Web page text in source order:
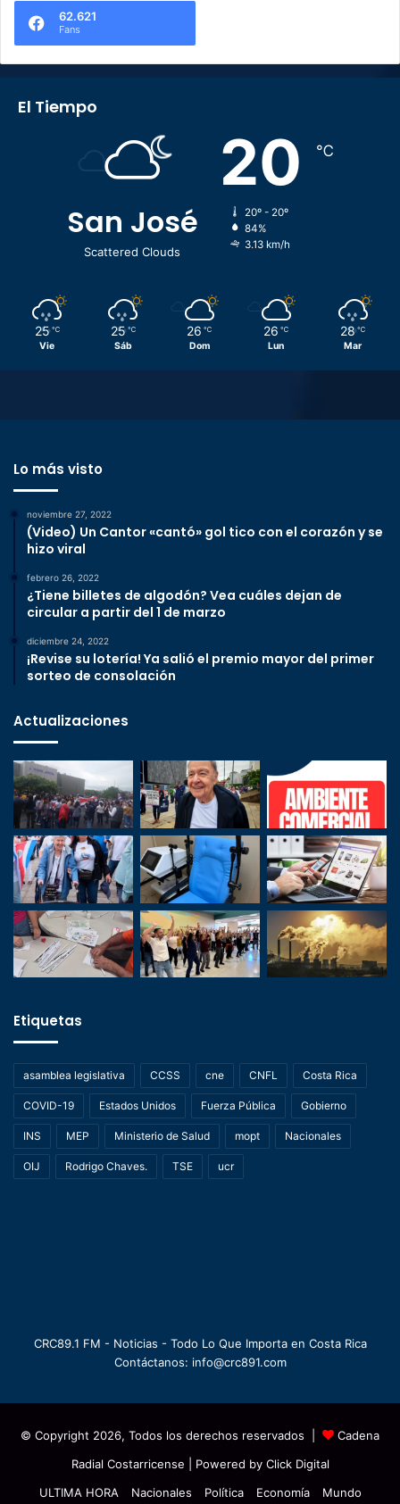
62.621
Fans
El Tiempo
San José
Scattered Clouds
20 ℃
20º - 20º
84%
3.13 km/h
25 ℃
Vie
25 ℃
Sáb
26 ℃
Dom
26 ℃
Lun
28 ℃
Mar
Lo más visto
noviembre 27, 2022
(Video) Un Cantor «cantó» gol tico con el corazón y se
hizo viral
febrero 26, 2022
¿Tiene billetes de algodón? Vea cuáles dejan de
circular a partir del 1 de marzo
diciembre 24, 2022
¡Revise su lotería! Ya salió el premio mayor del primer
sorteo de consolación
Actualizaciones
Etiquetas
asamblea legislativa CCSS cne CNFL Costa Rica
COVID-19 Estados Unidos Fuerza Pública Gobierno
INS MEP Ministerio de Salud mopt Nacionales
OIJ Rodrigo Chaves. TSE ucr
CRC89.1 FM - Noticias - Todo Lo Que Importa en Costa Rica
Contáctanos: info@crc891.com
© Copyright 2026, Todos los derechos reservados |
Cadena
Radial Costarricense | Powered by Click Digital
ULTIMA HORA
Nacionales Política Economía Mundo